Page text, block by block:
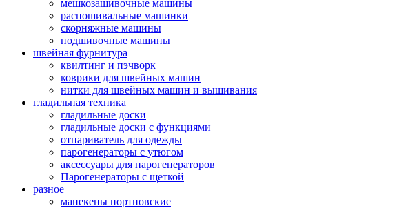
мешкозашивочные машины
распошивальные машинки
скорняжные машины
подшивочные машины
швейная фурнитура
квилтинг и пэчворк
коврики для швейных машин
нитки для швейных машин и вышивания
гладильная техника
гладильные доски
гладильные доски с функциями
отпариватель для одежды
парогенераторы с утюгом
аксессуары для парогенераторов
Парогенераторы с щеткой
разное
манекены портновские